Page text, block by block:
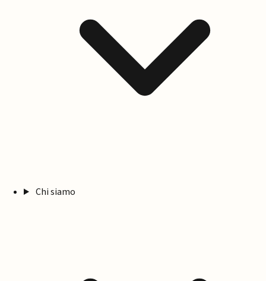
Chi siamo